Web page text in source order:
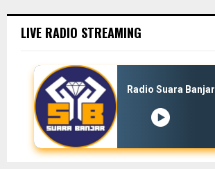
LIVE RADIO STREAMING
Radio Suara Banjar